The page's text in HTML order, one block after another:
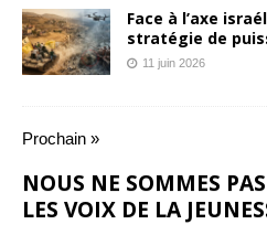
Face à l’axe
stratégie de
11 juin 2026
Prochain »
NOUS NE SOMMES
LES VOIX DE LA